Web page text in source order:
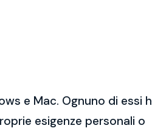
e Mac. Ognuno di essi
esigenze personali o